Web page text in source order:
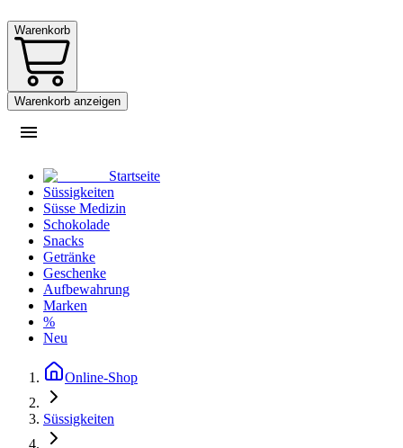
Warenkorb
Warenkorb anzeigen
Startseite
Süssigkeiten
Süsse Medizin
Schokolade
Snacks
Getränke
Geschenke
Aufbewahrung
Marken
%
Neu
Online-Shop
Süssigkeiten